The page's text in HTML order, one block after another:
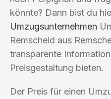
könnte? Dann bist du
Umzugsunternehmen
Remscheid aus
transparente
Preisgestaltung bieten.
Der Preis für einen